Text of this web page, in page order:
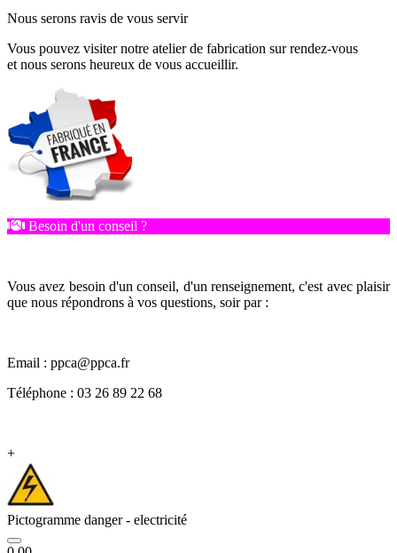
Nous serons ravis de vous servir
Vous pouvez visiter notre atelier de fabrication sur rendez-vous
et nous serons heureux de vous accueillir.
Besoin d'un conseil ?
Vous avez besoin d'un conseil, d'un renseignement, c'est avec plaisir
que nous répondrons à vos questions, soir par :
Email : ppca@ppca.fr
Téléphone : 03 26 89 22 68
+
Pictogramme danger - electricité